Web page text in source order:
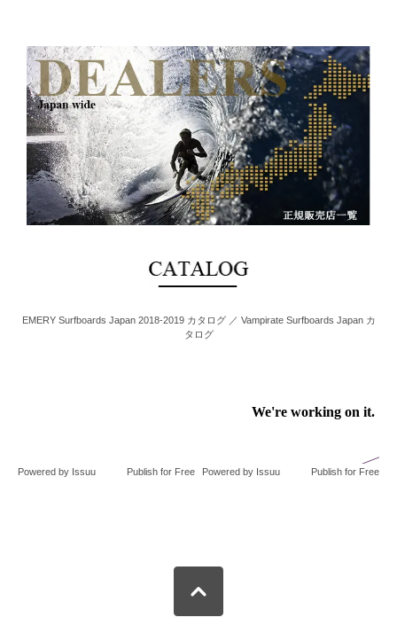
EMERY Surfboards Japan 2018-2019 カタログ ／ Vampirate Surfboards Japan カ
タログ
Powered by Issuu Publish for Free Powered by Issuu Publish for Free